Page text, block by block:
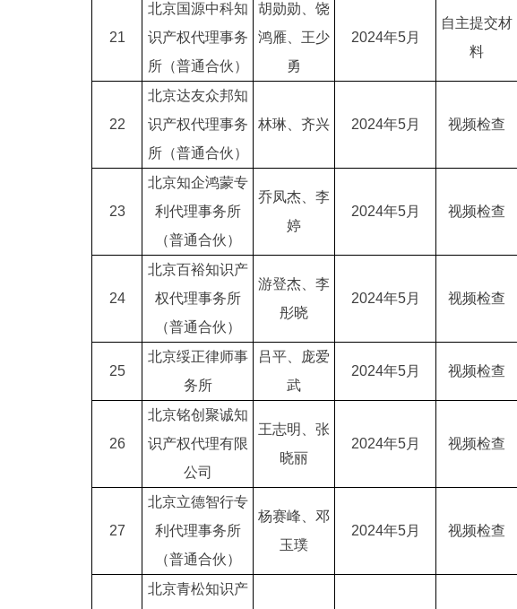
21
北京国源中科知
识产权代理事务
所（普通合伙）
胡勋勋、饶
鸿雁、王少
勇
2024年5月
自主提交材
料
22
北京达友众邦知
识产权代理事务
所（普通合伙）
林琳、齐兴 2024年5月 视频检查
23
北京知企鸿蒙专
利代理事务所
（普通合伙）
乔凤杰、李
婷
2024年5月 视频检查
24
北京百裕知识产
权代理事务所
（普通合伙）
游登杰、李
彤晓
2024年5月 视频检查
25
北京绥正律师事
务所
吕平、庞爱
武
2024年5月 视频检查
26
北京铭创聚诚知
识产权代理有限
公司
王志明、张
晓丽
2024年5月 视频检查
27
北京立德智行专
利代理事务所
（普通合伙）
杨赛峰、邓
玉璞
2024年5月 视频检查
北京青松知识产